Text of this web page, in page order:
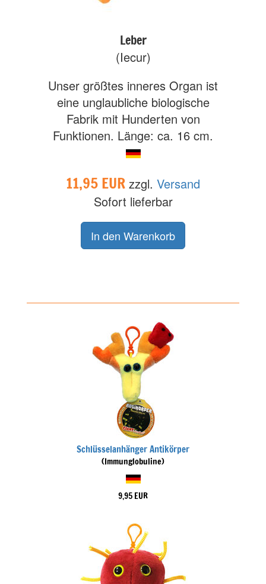
Leber
(Iecur)
Unser größtes inneres Organ ist
eine unglaubliche biologische
Fabrik mit Hunderten von
Funktionen. Länge: ca. 16 cm.
11,95 EUR zzgl. Versand
Sofort lieferbar
Schlüsselanhänger Antikörper
(Immunglobuline)
9,95 EUR